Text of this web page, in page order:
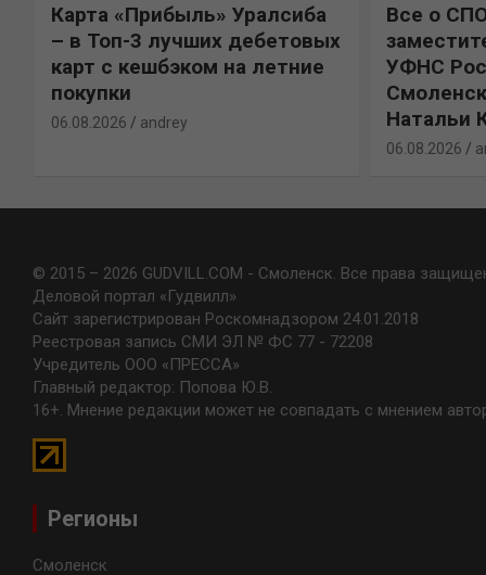
Карта «Прибыль» Уралсиба
– в Топ-3 лучших дебетовых
карт с кешбэком на летние
покупки
06.08.2026 andrey
Все о
УФНС
Натальи
06.08.2026
© 2015 – 2026 GUDVILL.COM - Смоленск. Все права
Деловой портал «Гудвилл»
Сайт зарегистрирован Роскомнадзором 24.01.2018
Реестровая запись СМИ ЭЛ № ФС 77 - 72208
Учредитель ООО «ПРЕССА»
Главный редактор: Попова Ю.В.
16+. Мнение редакции может не совпадать с мнением
Регионы
Смоленск